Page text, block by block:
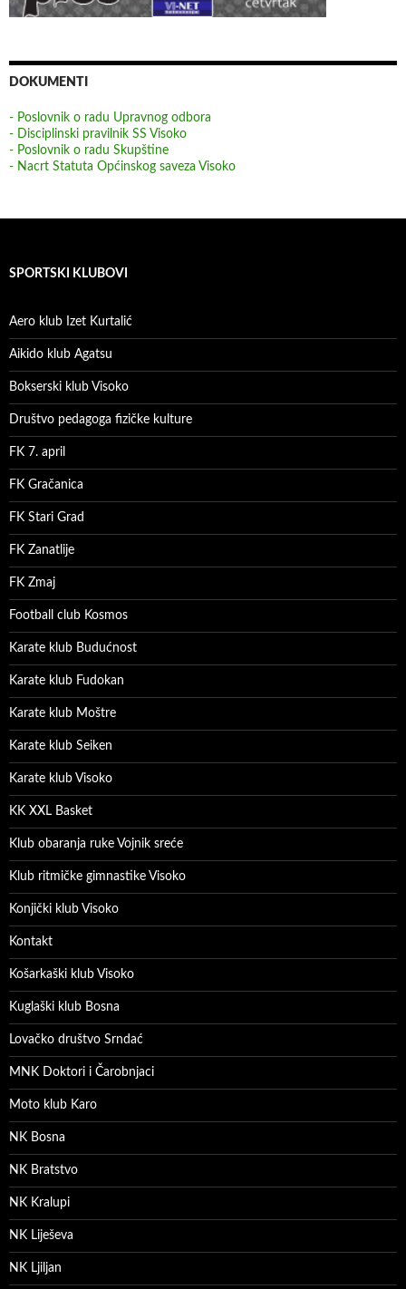
DOKUMENTI
- Poslovnik o radu Upravnog odbora
- Disciplinski pravilnik SS Visoko
- Poslovnik o radu Skupštine
- Nacrt Statuta Općinskog saveza Visoko
SPORTSKI KLUBOVI
Aero klub Izet Kurtalić
Aikido klub Agatsu
Bokserski klub Visoko
Društvo pedagoga fizičke kulture
FK 7. april
FK Gračanica
FK Stari Grad
FK Zanatlije
FK Zmaj
Football club Kosmos
Karate klub Budućnost
Karate klub Fudokan
Karate klub Moštre
Karate klub Seiken
Karate klub Visoko
KK XXL Basket
Klub obaranja ruke Vojnik sreće
Klub ritmičke gimnastike Visoko
Konjički klub Visoko
Kontakt
Košarkaški klub Visoko
Kuglaški klub Bosna
Lovačko društvo Srndać
MNK Doktori i Čarobnjaci
Moto klub Karo
NK Bosna
NK Bratstvo
NK Kralupi
NK Liješeva
NK Ljiljan